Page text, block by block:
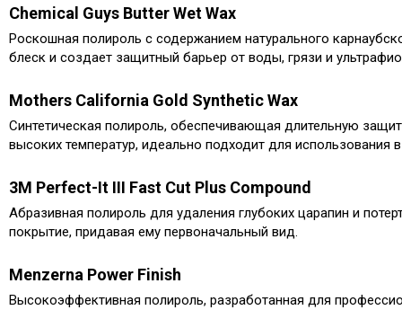
Chemical Guys Butter Wet Wax
Роскошная полироль с содержанием натурального
блеск и создает защитный барьер от воды, грязи и
Mothers California Gold Synthetic Wax
Синтетическая полироль, обеспечивающая длительную
высоких температур, идеально подходит для использования
3M Perfect-It III Fast Cut Plus Compound
Абразивная полироль для удаления глубоких царапин и
покрытие, придавая ему первоначальный вид.​
Menzerna Power Finish
Высокоэффективная полироль, разработанная для